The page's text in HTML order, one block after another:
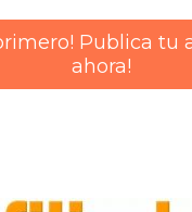
Publica tu
ahora!